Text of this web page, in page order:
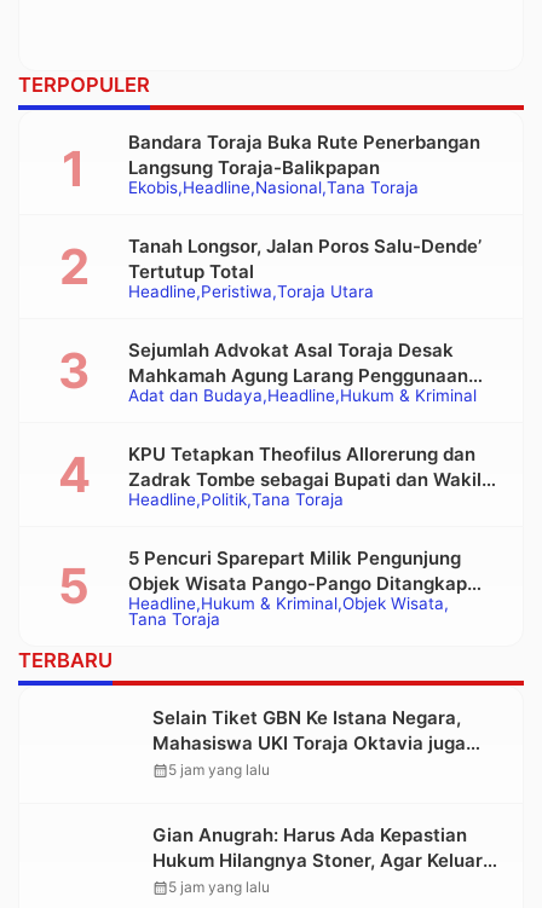
TERPOPULER
Ekobis Headline Nasional Tana Toraja
Bandara Toraja Buka Rute Penerbangan
Langsung Toraja-Balikpapan
Headline Peristiwa Toraja Utara
Tanah Longsor, Jalan Poros Salu-Dende’
Tertutup Total
Adat dan Budaya Headline Hukum & Kriminal
Sejumlah Advokat Asal Toraja Desak
Mahkamah Agung Larang Penggunaan
Alat Berat pada Eksekusi Rumah Adat
Headline Politik Tana Toraja
KPU Tetapkan Theofilus Allorerung dan
Zadrak Tombe sebagai Bupati dan Wakil
Bupati Tana Toraja Terpilih
Headline Hukum & Kriminal Objek Wisata
Tana Toraja
5 Pencuri Sparepart Milik Pengunjung
Objek Wisata Pango-Pango Ditangkap
Polisi
TERBARU
Selain Tiket GBN Ke Istana Negara,
Mahasiswa UKI Toraja Oktavia juga
Lolos ke Pekan Seni Mahasiswa
calendar_month5 jam yang lalu
Gian Anugrah: Harus Ada Kepastian
Hukum Hilangnya Stoner, Agar Keluarga
tidak Larut dalam Trauma dan
calendar_month5 jam yang lalu